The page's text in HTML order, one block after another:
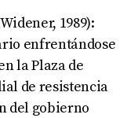
1989):
enfrentándose
la Plaza de
de resistencia
del gobierno